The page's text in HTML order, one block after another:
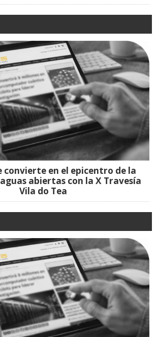
convierte en el epicentro de la
abiertas con la X Travesía
Vila do Tea